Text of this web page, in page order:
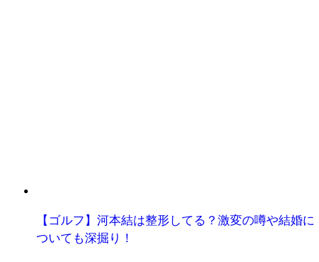
【ゴルフ】河本結は整形してる？激変の噂や結婚に
ついても深掘り！